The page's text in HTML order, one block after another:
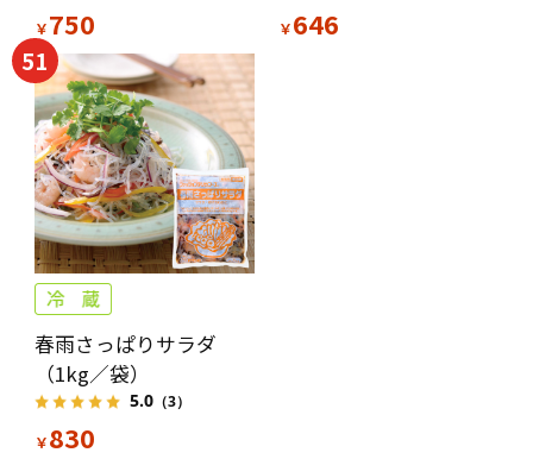
￥750 ￥646
51
春雨さっぱりサラダ
（1kg／袋）
5.0 （3）
￥830